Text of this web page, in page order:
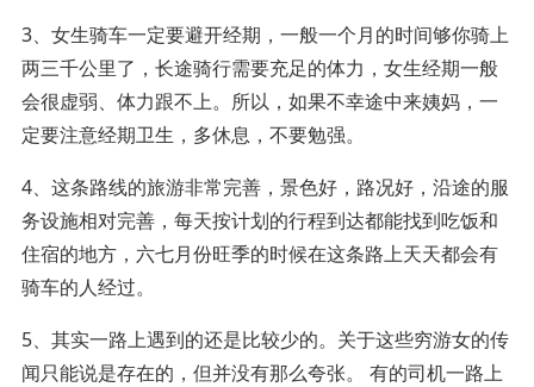
3、女生骑车一定要避开经期，一般一个月的时间够你骑上
两三千公里了，长途骑行需要充足的体力，女生经期一般
会很虚弱、体力跟不上。所以，如果不幸途中来姨妈，一
定要注意经期卫生，多休息，不要勉强。
4、这条路线的旅游非常完善，景色好，路况好，沿途的服
务设施相对完善，每天按计划的行程到达都能找到吃饭和
住宿的地方，六七月份旺季的时候在这条路上天天都会有
骑车的人经过。
5、其实一路上遇到的还是比较少的。关于这些穷游女的传
闻只能说是存在的，但并没有那么夸张。 有的司机一路上